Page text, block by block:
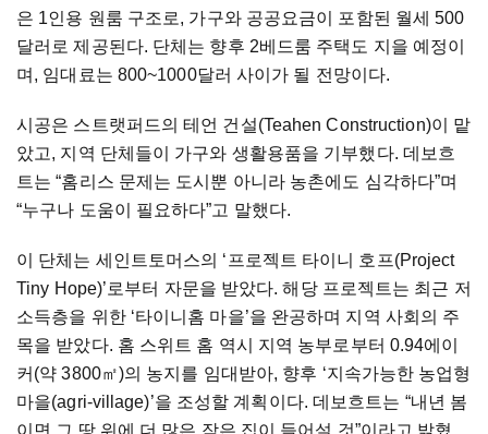
은 1인용 원룸 구조로, 가구와 공공요금이 포함된 월세 500
달러로 제공된다. 단체는 향후 2베드룸 주택도 지을 예정이
며, 임대료는 800~1000달러 사이가 될 전망이다.
시공은 스트랫퍼드의 테언 건설(Teahen Construction)이 맡
았고, 지역 단체들이 가구와 생활용품을 기부했다. 데보흐
트는 “홈리스 문제는 도시뿐 아니라 농촌에도 심각하다”며
“누구나 도움이 필요하다”고 말했다.
이 단체는 세인트토머스의 ‘프로젝트 타이니 호프(Project
Tiny Hope)’로부터 자문을 받았다. 해당 프로젝트는 최근 저
소득층을 위한 ‘타이니홈 마을’을 완공하며 지역 사회의 주
목을 받았다. 홈 스위트 홈 역시 지역 농부로부터 0.94에이
커(약 3800㎡)의 농지를 임대받아, 향후 ‘지속가능한 농업형
마을(agri-village)’을 조성할 계획이다. 데보흐트는 “내년 봄
이면 그 땅 위에 더 많은 작은 집이 들어설 것”이라고 밝혔